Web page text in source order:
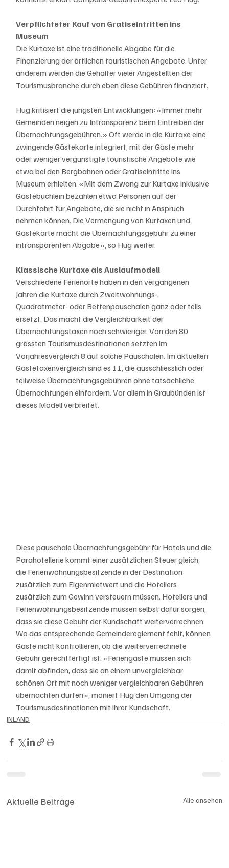
Verpflichteter Kauf von Gratiseintritten ins
Museum
Die Kurtaxe ist eine traditionelle Abgabe für die
Finanzierung der örtlichen touristischen Angebote. Unter
anderem werden die Gehälter vieler Angestellten der
Tourismusbranche durch eben diese Gebühren finanziert.
Hug kritisiert die jüngsten Entwicklungen: «Immer mehr
Gemeinden neigen zu Intransparenz beim Eintreiben der
Übernachtungsgebühren.» Oft werde in die Kurtaxe eine
zwingende Gästekarte integriert, mit der Gäste mehr
oder weniger vergünstigte touristische Angebote wie
etwa bei den Bergbahnen oder Gratiseintritte ins
Museum erhielten. «Mit dem Zwang zur Kurtaxe inklusive
Gästebüchlein bezahlen etwa Personen auf der
Durchfahrt für Angebote, die sie nicht in Anspruch
nehmen können. Die Vermengung von Kurtaxen und
Gästekarte macht die Übernachtungsgebühr zu einer
intransparenten Abgabe», so Hug weiter.
Klassische Kurtaxe als Auslaufmodell
Verschiedene Ferienorte haben in den vergangenen
Jahren die Kurtaxe durch Zweitwohnungs-,
Quadratmeter- oder Bettenpauschalen ganz oder teils
ersetzt. Das macht die Vergleichbarkeit der
Übernachtungstaxen noch schwieriger. Von den 80
grössten Tourismusdestinationen setzten im
Vorjahresvergleich 8 auf solche Pauschalen. Im aktuellen
Gästetaxenvergleich sind es 11, die ausschliesslich oder
teilweise Übernachtungsgebühren ohne tatsächliche
Übernachtungen einfordern. Vor allem in Graubünden ist
dieses Modell verbreitet.
Diese pauschale Übernachtungsgebühr für Hotels und die
Parahotellerie kommt einer zusätzlichen Steuer gleich,
die Ferienwohnungsbesitzende in der Destination
zusätzlich zum Eigenmietwert und die Hoteliers
zusätzlich zum Gewinn versteuern müssen. Hoteliers und
Ferienwohnungsbesitzende müssen selbst dafür sorgen,
dass sie diese Gebühr der Kundschaft weiterverrechnen.
Wo das entsprechende Gemeindereglement fehlt, können
Gäste nicht kontrollieren, ob die weiterverrechnete
Gebühr gerechtfertigt ist. «Feriengäste müssen sich
damit abfinden, dass sie an einem unvergleichbar
schönen Ort mit noch weniger vergleichbaren Gebühren
übernachten dürfen», moniert Hug den Umgang der
Tourismusdestinationen mit ihrer Kundschaft.
INLAND
Aktuelle Beiträge Alle ansehen